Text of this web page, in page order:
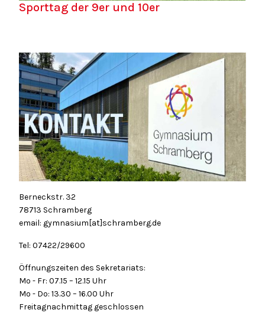
Sporttag der 9er und 10er
Berneckstr. 32
78713 Schramberg
email: gymnasium[at]schramberg.de
Tel: 07422/29600
Öffnungszeiten des Sekretariats:
Mo - Fr: 07.15 – 12.15 Uhr
Mo - Do: 13.30 – 16.00 Uhr
Freitagnachmittag geschlossen